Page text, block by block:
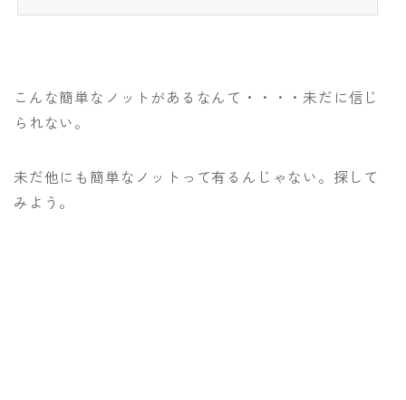
こんな簡単なノットがあるなんて・・・・未だに信じ
られない。
未だ他にも簡単なノットって有るんじゃない。探して
みよう。